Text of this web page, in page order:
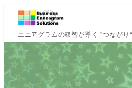
エニアグラムの叡智が導く ”つなが